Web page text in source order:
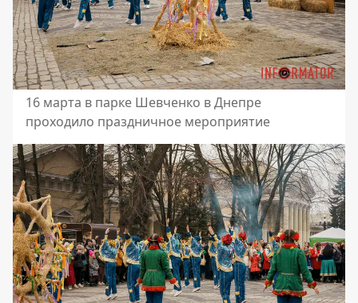
16 марта в парке Шевченко в Днепре
проходило праздничное мероприятие